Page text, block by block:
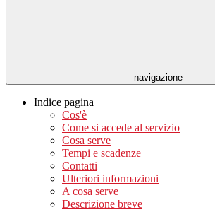
navigazione
Indice pagina
Cos'è
Come si accede al servizio
Cosa serve
Tempi e scadenze
Contatti
Ulteriori informazioni
A cosa serve
Descrizione breve